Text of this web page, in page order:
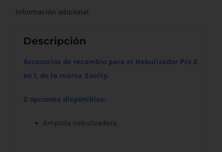
Información adicional
Descripción
Accesorios de recambio para el Nebulizador Pro 2
en 1, de la marca Sanity.
2 opciones disponibles:
Ampolla nebulizadora.